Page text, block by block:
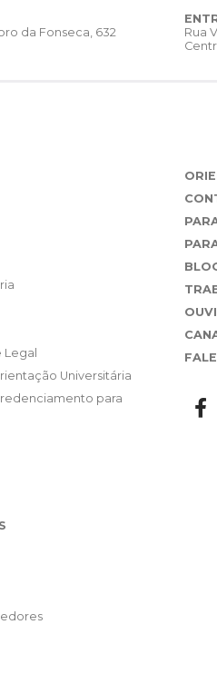
da Fonseca, 632
Rua
Universitária
para